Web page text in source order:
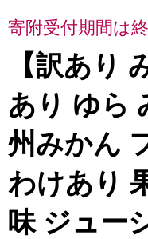
寄附受付期間は
【訳あり
あり ゆら
州みかん
わけあり
味 ジュー